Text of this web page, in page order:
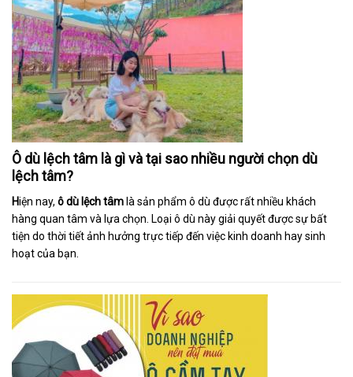
Ô dù lệch tâm là gì và tại sao nhiều người chọn dù
lệch tâm?
Hiện nay, ô dù lệch tâm là sản phẩm ô dù được rất nhiều khách
hàng quan tâm và lựa chọn. Loại ô dù này giải quyết được sự bất
tiện do thời tiết ảnh hưởng trực tiếp đến việc kinh doanh hay sinh
hoạt của bạn.